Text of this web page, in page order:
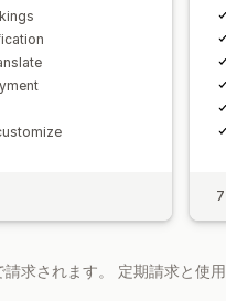
求されます。 定期請求と使